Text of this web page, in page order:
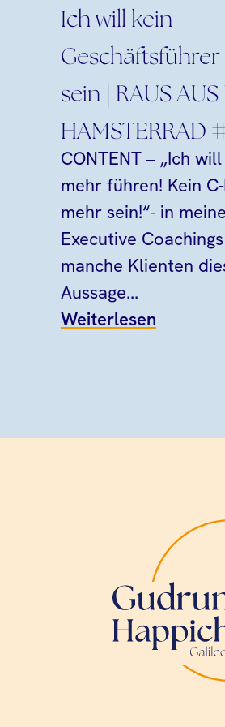
Ich will kein
sein | RAUS AUS
HAMSTERRAD
CONTENT – „Ich
mehr führen! Kein
mehr sein!“- in
Executive
manche Klienten
Aussage...
Weiterlesen